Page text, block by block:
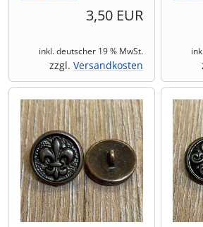
3,50 EUR
inkl. deutscher 19 % MwSt.
zzgl. Versandkosten